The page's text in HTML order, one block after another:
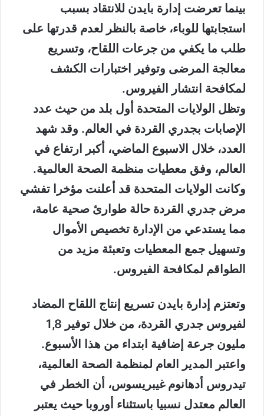
بينما تعرضت إدارة بايدن للانتقاد بسبب
استجابتها للوباء، خاصة بالنظر لعدم قدرتها على
طلب ما يكفي من جرعات اللقاح، وتسريع
معالجة المرضى وتوفير اختبارات الكشف
لمكافحة انتشار الفيروس.
وتظل الولايات المتحدة أول بلد من حيث عدد
الإصابات بجدري القردة في العالم. وقد شهد
العدد، خلال الاسبوع الماضي، أكبر ارتفاع في
العالم، وفق معطيات منظمة الصحة العالمية.
وكانت الولايات المتحدة قد أعلنت مؤخرا تفشي
مرض جدري القردة حالة طوارئ صحية عامة،
مما يستدعي من الإدارة تخصيص الأموال
وتسهيل جمع المعطيات وتعبئة مزيد من
الطواقم لمكافحة الفيروس.
وتعتزم إدارة بايدن تسريع إنتاج اللقاح المضاد
لفيروس جدري القردة، من خلال توفير 1,8
مليون جرعة إضافية ابتداء من هذا الأسبوع.
واعتبر المدير العام لمنظمة الصحة العالمية،
تيدروس أدهانوم غيبريسوس، أن الخطر في
العالم معتدل نسبيا باستثناء أوروبا حيث يعتبر